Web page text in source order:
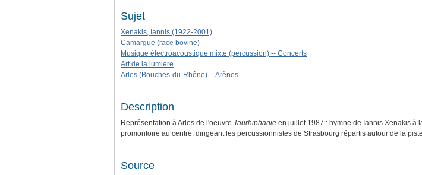
Sujet
Xenakis, Iannis (1922-2001)
Camargue (race bovine)
Musique électroacoustique mixte (percussion) -- Concerts
Art de la lumière
Arles (Bouches-du-Rhône) -- Arènes
Description
Représentation à Arles de l'oeuvre Taurhiphanie en juillet 1987 : hymne de Iannis Xenakis à
promontoire au centre, dirigeant les percussionnistes de Strasbourg répartis autour de la
Source